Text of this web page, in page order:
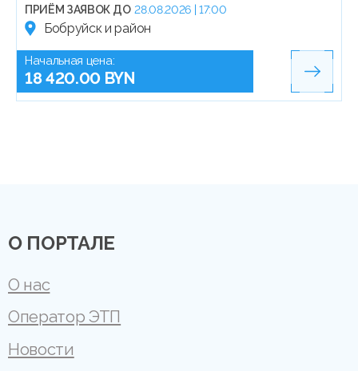
ПРИЁМ ЗАЯВОК ДО 28.08.2026 | 17:00
Бобруйск и район
Начальная цена:
18 420.00 BYN
О ПОРТАЛЕ
О нас
Оператор ЭТП
Новости